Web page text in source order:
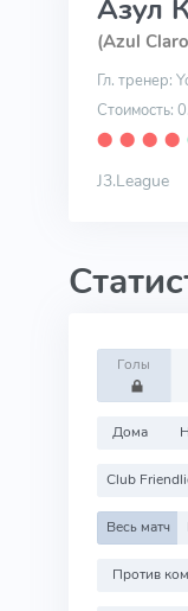
Азул
(Azul
Гл. тренер:
Стоимость:
⬤ ⬤ ⬤ ⬤
J3.League
Голы
Дома
Club
Весь матч